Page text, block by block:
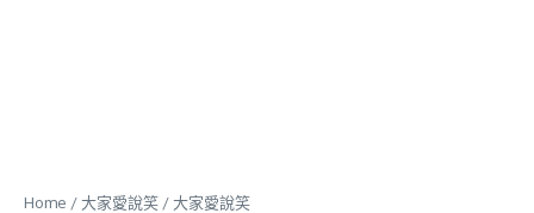
Home /大家愛說笑 /大家愛說笑